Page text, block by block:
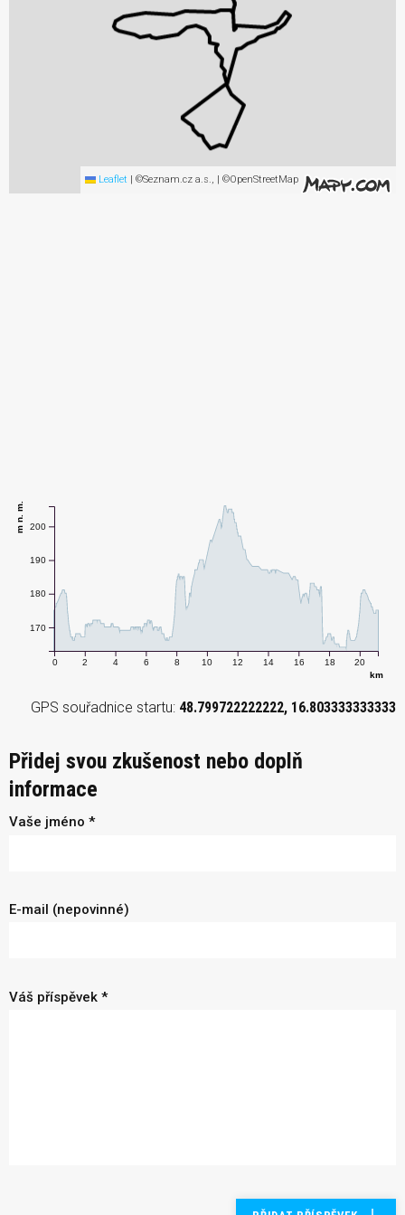
Leaflet | ©Seznam.cz a.s., | ©OpenStreetMap
0 2 4 6 8 10 12 14 16 18 20
km
170
180
190
200
m n. m.
GPS souřadnice startu: 48.799722222222, 16.803333333333
Přidej svou zkušenost nebo doplň
informace
Vaše jméno *
E-mail (nepovinné)
Váš příspěvek *